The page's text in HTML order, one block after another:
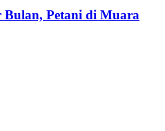
Bulan, Petani di Muara